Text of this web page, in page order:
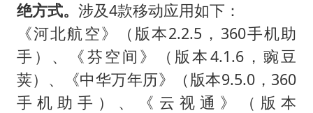
绝方式。 涉及4款移动应用如下：
《河北航空》（版本2.2.5，360手机助
手）、《芬空间》（版本4.1.6，豌豆
荚）、《中华万年历》（版本9.5.0，360
手机助手）、《云视通》（版本